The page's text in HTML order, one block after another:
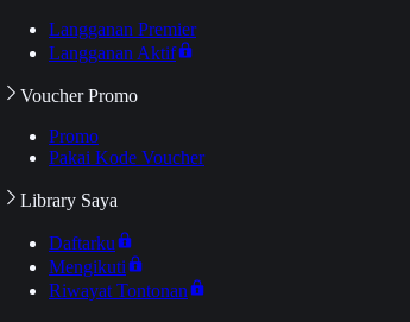
Langganan Premier
Langganan Aktif
Voucher Promo
Promo
Pakai Kode Voucher
Library Saya
Daftarku
Mengikuti
Riwayat Tontonan